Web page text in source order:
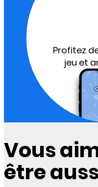
Profitez
jeu et
Vous
être